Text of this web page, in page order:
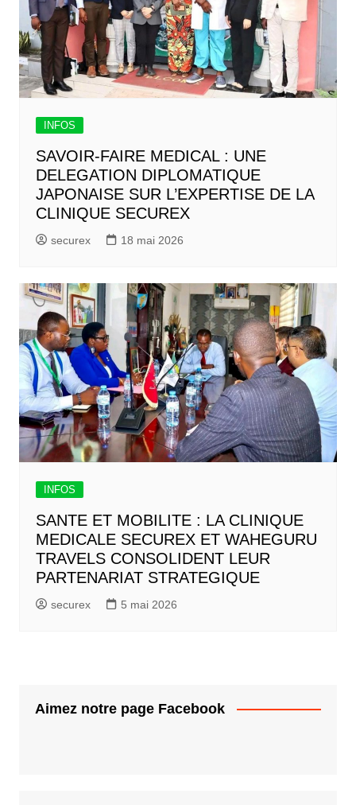
INFOS
SAVOIR-FAIRE MEDICAL : UNE
DELEGATION DIPLOMATIQUE
JAPONAISE SUR L’EXPERTISE DE LA
CLINIQUE SECUREX
securex 18 mai 2026
INFOS
SANTE ET MOBILITE : LA CLINIQUE
MEDICALE SECUREX ET WAHEGURU
TRAVELS CONSOLIDENT LEUR
PARTENARIAT STRATEGIQUE
securex 5 mai 2026
Aimez notre page Facebook